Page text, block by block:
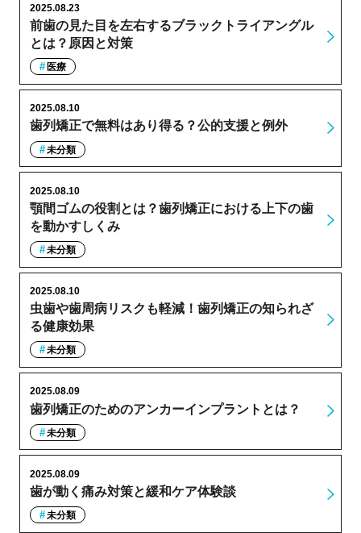
前歯の見た目を左右するブラックトライアングル
とは？原因と対策
2025.08.23
医療
歯列矯正で無料はあり得る？公的支援と例外
2025.08.10
未分類
顎間ゴムの役割とは？歯列矯正における上下の歯
を動かすしくみ
2025.08.10
未分類
虫歯や歯周病リスクも軽減！歯列矯正の知られざ
る健康効果
2025.08.10
未分類
歯列矯正のためのアンカーインプラントとは？
2025.08.09
未分類
歯が動く痛み対策と緩和ケア体験談
2025.08.09
未分類